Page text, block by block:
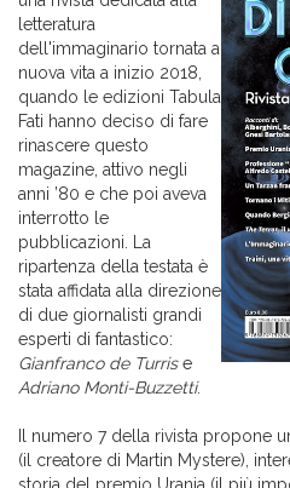
letteratura
dell'immaginario tornata a
nuova vita a inizio 2018,
quando le edizioni Tabula
Fati hanno deciso di fare
rinascere questo
magazine, attivo negli
anni ’80 e che poi aveva
interrotto le
pubblicazioni. La
ripartenza della testata è
stata affidata alla direzione
di due giornalisti grandi
esperti di fantastico:
Gianfranco de Turrise
Adriano Monti-Buzzetti.
Il numero 7 della rivista propone
(il creatore di Martin Mystere),